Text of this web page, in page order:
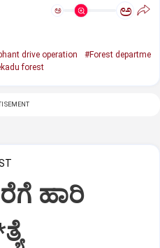
ಅ ಅ
drive operation
#Forest departme
forest
ಹಾರಿ